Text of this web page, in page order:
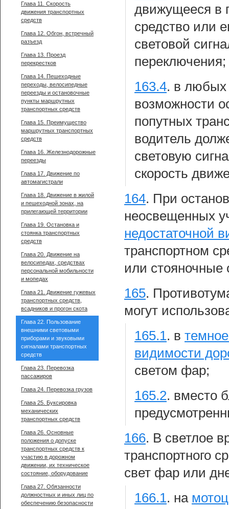
движущееся в
средство или
световой
переключения;
163.4. в любых
возможности
попутных
водитель
световую
скорость
164. При
неосвещенных
недостаточной
транспортном
или стояночные
165.
могут
165.1. в
видимости
светом фар;
165.2. вместо
166. В светлое
транспортного
свет фар или
166.1. на
Глава 11. Скорость
движения транспортных
средств
Глава 12. Обгон, встречный
разъезд
Глава 13. Проезд
перекрестков
Глава 14. Пешеходные
переходы, велосипедные
переезды и остановочные
пункты маршрутных
транспортных средств
Глава 15. Преимущество
маршрутных транспортных
средств
Глава 16. Железнодорожные
переезды
Глава 17. Движение по
автомагистрали
Глава 18. Движение в жилой
и пешеходной зонах, на
прилегающей территории
Глава 19. Остановка и
стоянка транспортных
средств
Глава 20. Движение на
велосипедах, средствах
персональной мобильности
и мопедах
Глава 21. Движение гужевых
транспортных средств,
всадников и прогон скота
Глава 22. Пользование
внешними световыми
приборами и звуковыми
сигналами транспортных
средств
Глава 23. Перевозка
пассажиров
Глава 24. Перевозка грузов
Глава 25. Буксировка
механических
транспортных средств
Глава 26. Основные
положения о допуске
транспортных средств к
участию в дорожном
движении, их техническое
состояние, оборудование
Глава 27. Обязанности
должностных и иных лиц по
обеспечению безопасности